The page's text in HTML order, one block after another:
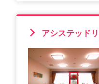
アシステッド